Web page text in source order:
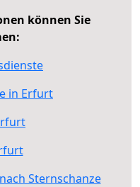
können Sie
in Erfurt
Sternschanze